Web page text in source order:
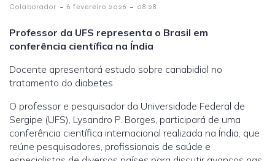
Colaborador - 6 fevereiro 2026 - 08:28
Professor da UFS representa o Brasil em
conferência científica na Índia
Docente apresentará estudo sobre canabidiol no
tratamento do diabetes
O professor e pesquisador da Universidade Federal de
Sergipe (UFS), Lysandro P. Borges, participará de uma
conferência científica internacional realizada na Índia, que
reúne pesquisadores, profissionais de saúde e